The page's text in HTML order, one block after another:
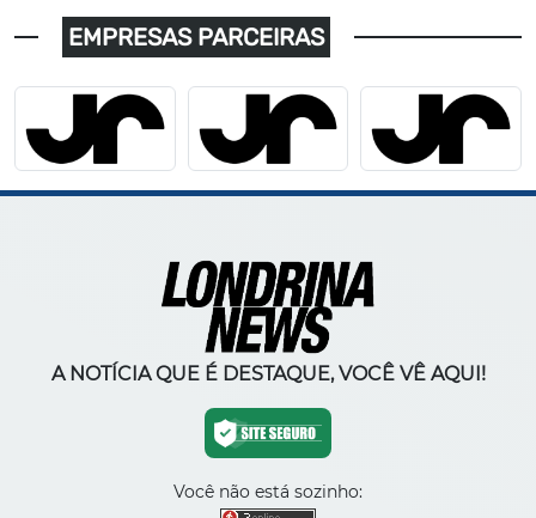
EMPRESAS PARCEIRAS
A NOTÍCIA QUE É DESTAQUE, VOCÊ VÊ AQUI!
Você não está sozinho: